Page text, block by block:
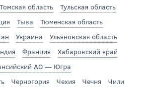
Томская область
Тульская область
Тыва
Тюменская область
Украина
Ульяновская область
Франция
Хабаровский край
АО — Югра
Черногория Чехия Чечня
Чили